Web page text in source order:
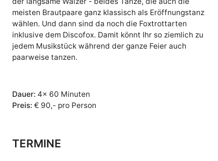
meisten Brautpaare ganz klassisch als Eröffnungstanz
wählen. Und dann sind da noch die Foxtrottarten
inklusive dem Discofox. Damit könnt Ihr so ziemlich zu
jedem Musikstück während der ganze Feier auch
paarweise tanzen.
Dauer: 4x 60 Minuten
Preis: € 90,- pro Person
TERMINE